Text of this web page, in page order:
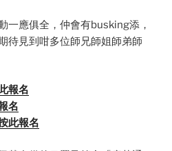
一應俱全，仲會有busking添，
待見到咁多位師兄師姐師弟師
報名
名
此報名